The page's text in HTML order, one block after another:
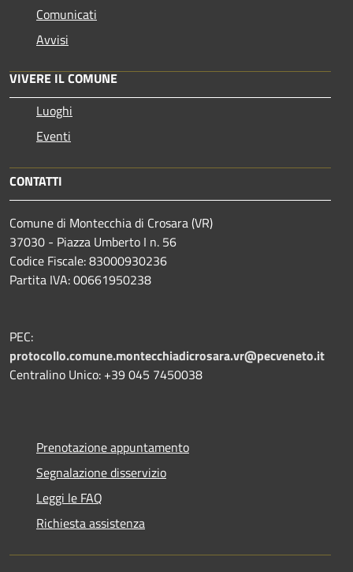
Comunicati
Avvisi
VIVERE IL COMUNE
Luoghi
Eventi
CONTATTI
Comune di Montecchia di Crosara (VR)
37030 - Piazza Umberto I n. 56
Codice Fiscale: 83000930236
Partita IVA: 00661950238
PEC:
protocollo.comune.montecchiadicrosara.vr@pecveneto.it
Centralino Unico: +39 045 7450038
Prenotazione appuntamento
Segnalazione disservizio
Leggi le FAQ
Richiesta assistenza